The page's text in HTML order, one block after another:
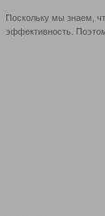
Поскольку мы знаем,
эффективность.